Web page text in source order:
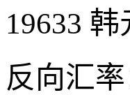
19633 韩
反向汇